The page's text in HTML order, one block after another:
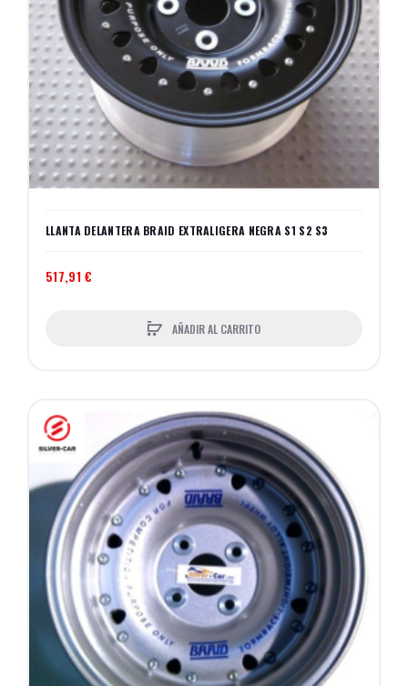
LLANTA DELANTERA BRAID EXTRALIGERA NEGRA S1 S2 S3
517,91 €
AÑADIR AL CARRITO